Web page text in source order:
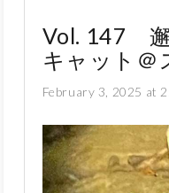
Vol. 147
キャット＠
February 3, 2025 at